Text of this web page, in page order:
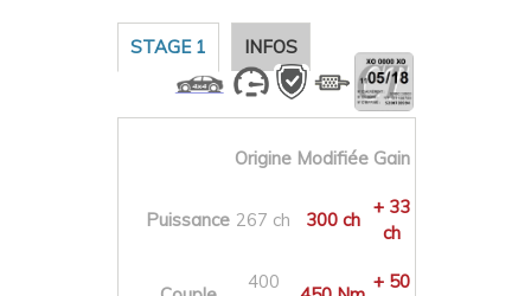
STAGE 1 INFOS
Origine Modifiée Gain
Puissance 267 ch 300 ch
+ 33
ch
400
+ 50